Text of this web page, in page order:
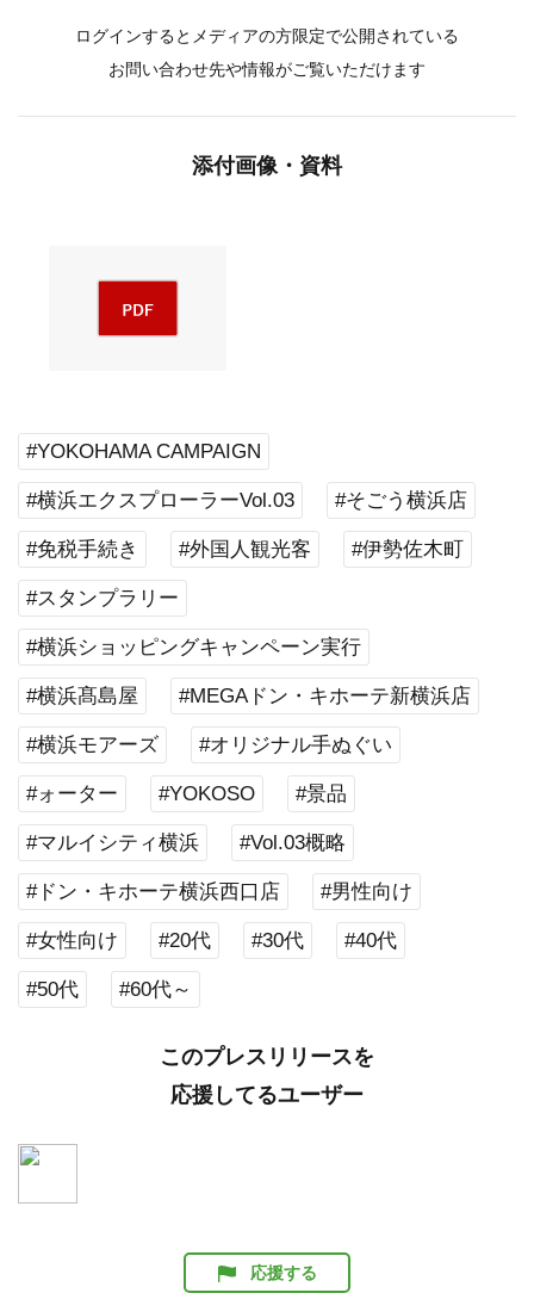
ログインするとメディアの方限定で公開されている
お問い合わせ先や情報がご覧いただけます
添付画像・資料
#YOKOHAMA CAMPAIGN
#横浜エクスプローラーVol.03 #そごう横浜店
#免税手続き #外国人観光客 #伊勢佐木町
#スタンプラリー
#横浜ショッピングキャンペーン実行
#横浜髙島屋 #MEGAドン・キホーテ新横浜店
#横浜モアーズ #オリジナル手ぬぐい
#ォーター #YOKOSO #景品
#マルイシティ横浜 #Vol.03概略
#ドン・キホーテ横浜西口店 #男性向け
#女性向け #20代 #30代 #40代
#50代 #60代～
このプレスリリースを
応援してるユーザー
応援する